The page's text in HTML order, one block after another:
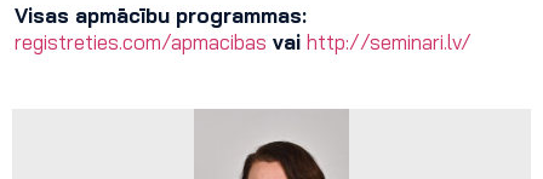
Visas apmācību programmas:
registreties.com/apmacibas vai http://seminari.lv/